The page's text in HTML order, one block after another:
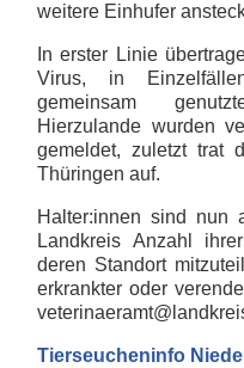
weitere Einhufer
In erster Linie
Virus, in
gemeinsam
Hierzulande wurden
gemeldet, zuletzt trat
Thüringen auf.
Halter:innen sind nun
Landkreis Anzahl
deren Standort
erkrankter oder
Tierseucheninfo